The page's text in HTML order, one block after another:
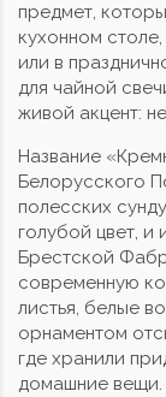
предмет,
кухонном
или в
для чайной
живой акцент:
Название
Белорусского
полесских
голубой цвет,
Брестской
современную
листья, белые
орнаментом
где хранили
домашние вещи.